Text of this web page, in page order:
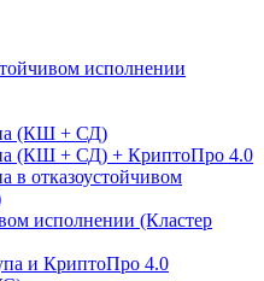
исполнении
(КШ + СД)
(КШ + СД) + КриптоПро 4.0
в отказоустойчивом
исполнении (Кластер
и КриптоПро 4.0